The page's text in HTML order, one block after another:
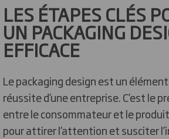
LES ÉTAPES CLÉS
UN PACKAGING
EFFICACE
Le packaging design est un
réussite d’une entreprise. C’est le
entre le consommateur et le
pour attirer l’attention et susciter